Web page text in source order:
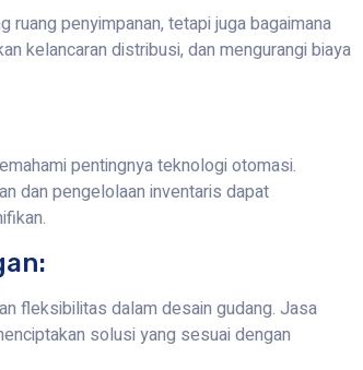
penyimpanan, tetapi juga bagaimana
kelancaran distribusi, dan mengurangi biaya
pentingnya teknologi otomasi.
dan pengelolaan inventaris dapat
fleksibilitas dalam desain gudang. Jasa
solusi yang sesuai dengan